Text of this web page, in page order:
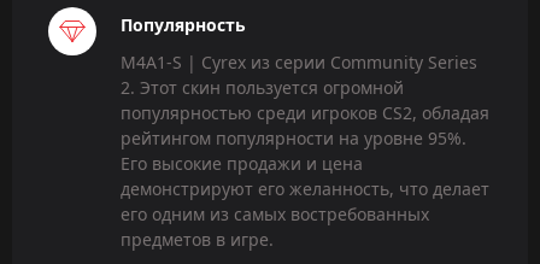
Популярность
M4A1-S | Cyrex из серии Community Series
2. Этот скин пользуется огромной
популярностью среди игроков CS2, обладая
рейтингом популярности на уровне 95%.
Его высокие продажи и цена
демонстрируют его желанность, что делает
его одним из самых востребованных
предметов в игре.